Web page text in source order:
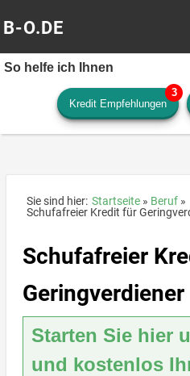
B-O.DE
So helfe ich Ihnen
Kredit Empfehlungen
Sie sind hier: Startseite
Beruf
Schufafreier Kredit für
Schufafreier
Geringverdiener
Starten Sie hier
und kostenlos